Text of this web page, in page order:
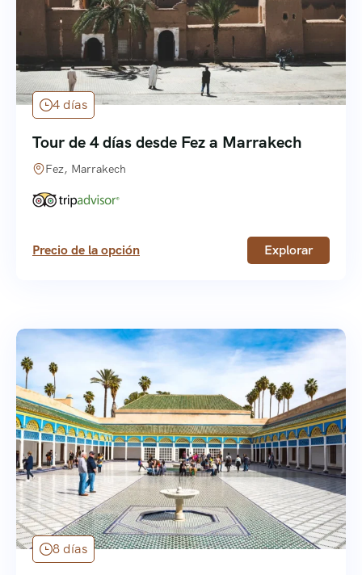
4 días
Tour de 4 días desde Fez a Marrakech
Fez, Marrakech
Precio de la opción Explorar
8 días